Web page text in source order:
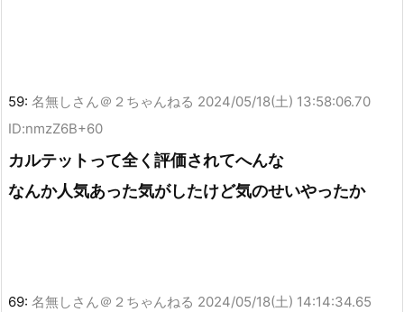
59: 名無しさん＠２ちゃんねる 2024/05/18(土) 13:58:06.70
ID:nmzZ6B+60
カルテットって全く評価されてへんな
なんか人気あった気がしたけど気のせいやったか
69: 名無しさん＠２ちゃんねる 2024/05/18(土) 14:14:34.65